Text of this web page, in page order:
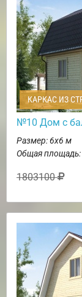
КАРКАС ИЗ
№10 Дом с
Размер: 6х6 м
Общая площадь:
1803100